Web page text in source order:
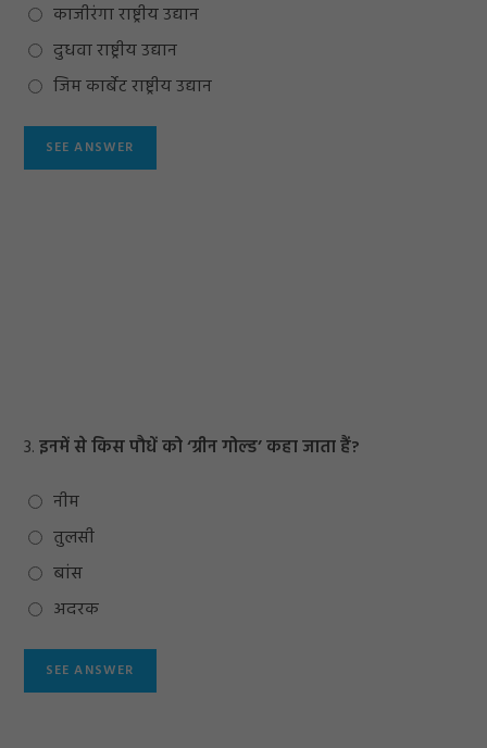
काजीरंगा राष्ट्रीय उद्यान
दुधवा राष्ट्रीय उद्यान
जिम कार्बेट राष्ट्रीय उद्यान
3.इनमें से किस पौधें को ‘ग्रीन गोल्ड’ कहा जाता हैं?
नीम
तुलसी
बांस
अदरक